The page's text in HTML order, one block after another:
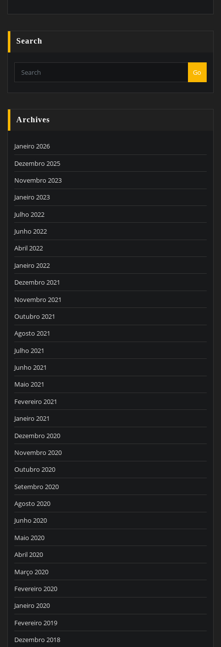
Search
Go
Archives
Janeiro 2026
Dezembro 2025
Novembro 2023
Janeiro 2023
Julho 2022
Junho 2022
Abril 2022
Janeiro 2022
Dezembro 2021
Novembro 2021
Outubro 2021
Agosto 2021
Julho 2021
Junho 2021
Maio 2021
Fevereiro 2021
Janeiro 2021
Dezembro 2020
Novembro 2020
Outubro 2020
Setembro 2020
Agosto 2020
Junho 2020
Maio 2020
Abril 2020
Março 2020
Fevereiro 2020
Janeiro 2020
Fevereiro 2019
Dezembro 2018